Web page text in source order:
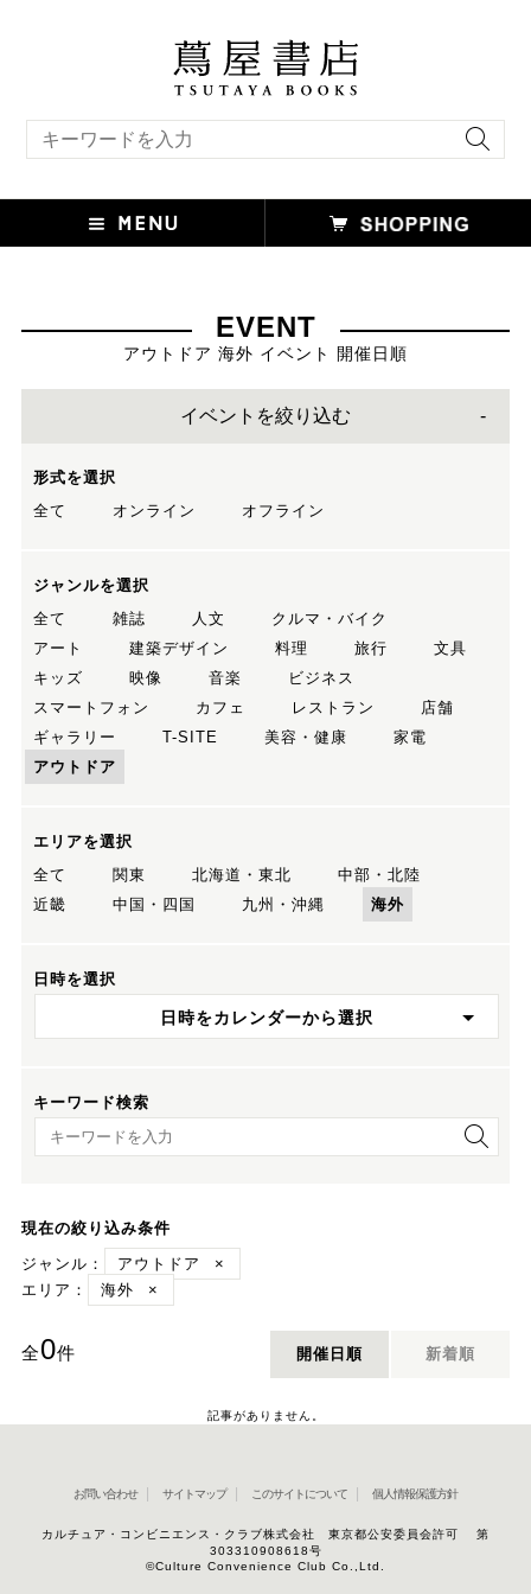
EVENT
アウトドア 海外 イベント 開催日順
イベントを絞り込む
形式を選択
全て
オンライン オフライン
ジャンルを選択
全て
雑誌 人文
クルマ・バイク
アート
建築デザイン 料理 旅行
文具
キッズ
映像 音楽
ビジネス
スマートフォン
カフェ レストラン
店舗
ギャラリー
T-SITE 美容・健康
家電
アウトドア
エリアを選択
全て
関東 北海道・東北
中部・北陸
近畿
中国・四国 九州・沖縄 海外
日時を選択
日時をカレンダーから選択
キーワード検索
キーワード検索
現在の絞り込み条件
ジャンル：
アウトドア
×
エリア：
海外 ×
全0件 開催日順 新着順
記事がありません。
お問い合わせ サイトマップ このサイトについて 個人情報保護方針
カルチュア・コンビニエンス・クラブ株式会社 東京都公安委員会許可 第
303310908618号
©Culture Convenience Club Co.,Ltd.